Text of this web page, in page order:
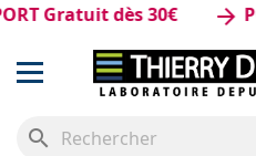
Gratuit dès 30€ arrow_forward
search